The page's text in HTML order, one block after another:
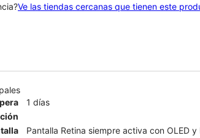
Ve las tiendas cercanas que tienen este
1 días
Pantalla Retina siempre activa con OLED